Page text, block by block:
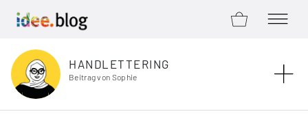
ZUM SHOPMENÜ
HANDLETTERING
Beitrag von Sophie